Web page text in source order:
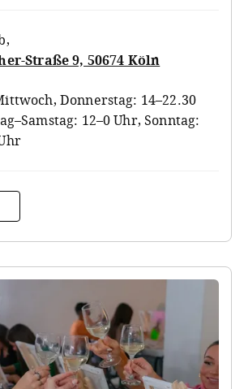
,
Straße 9, 50674 Köln
Donnerstag: 14–22.30
12–0 Uhr, Sonntag: